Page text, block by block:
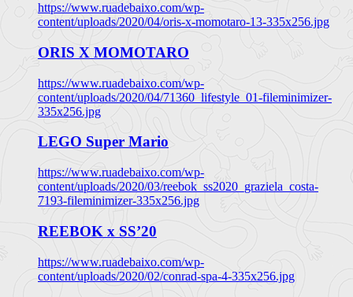
https://www.ruadebaixo.com/wp-
content/uploads/2020/04/oris-x-momotaro-13-335x256.jpg
ORIS X MOMOTARO
https://www.ruadebaixo.com/wp-
content/uploads/2020/04/71360_lifestyle_01-fileminimizer-
335x256.jpg
LEGO Super Mario
https://www.ruadebaixo.com/wp-
content/uploads/2020/03/reebok_ss2020_graziela_costa-
7193-fileminimizer-335x256.jpg
REEBOK x SS’20
https://www.ruadebaixo.com/wp-
content/uploads/2020/02/conrad-spa-4-335x256.jpg